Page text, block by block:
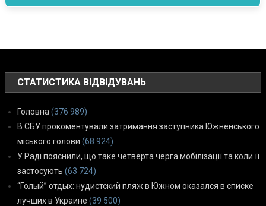
СТАТИСТИКА ВІДВІДУВАНЬ
Головна (376 989)
В СБУ прокоментували затримання заступника Южненського
міського голови (68 924)
У Раді пояснили, що таке четверта черга мобілізації та коли її
застосують (63 724)
“Голый” отдых: нудистский пляж в Южном оказался в списке
лучших в Украине (39 500)